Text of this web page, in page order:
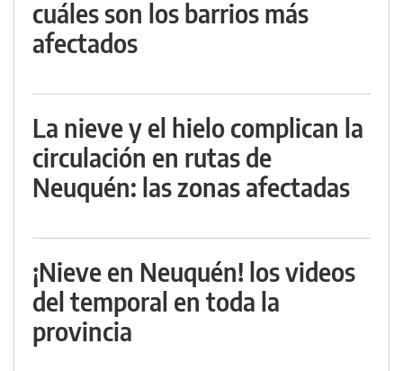
cuáles son los barrios más
afectados
La nieve y el hielo complican la
circulación en rutas de
Neuquén: las zonas afectadas
¡Nieve en Neuquén! los videos
del temporal en toda la
provincia